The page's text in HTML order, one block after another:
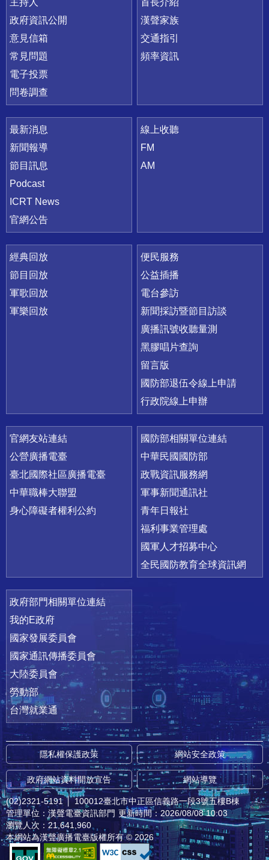
主持人
政府資訊公開
意見信箱
常見問題
電子投票
問卷調查
首長介紹
漢聲家族
交通指引
頻率資訊
最新消息
新聞報導
節目訊息
Podcast
ICRT News
官網公告
線上收聽
FM
AM
經典回放
節目回放
軍歌回放
軍樂回放
便民服務
公益插播
電台參訪
新聞採訪暨節目訪談
廣播訊號收聽量測
黑膠唱片查詢
留言版
國防部退伍令線上申請
行政院線上申辦
官網友站連結
公營廣播電臺
臺北國際社區廣播電臺
中華職棒大聯盟
身心障礙者權利公約
國防部相關單位連結
中華民國國防部
政戰資訊服務網
軍事新聞通訊社
青年日報社
福利事業管理處
國軍人才招募中心
全民國防教育全球資訊網
政府部門相關單位連結
我的E政府
國家發展委員會
國家通訊傳播委員會
大陸委員會
勞動部
台灣就業通
隱私權保護政策 網站安全政策
政府網站資料開放宣告 網站導覽
(02)2321-5191 │ 100012臺北市中正區信義路一段3號五樓B棟
管理單位：漢聲電臺資訊部門 更新時間：2026/08/08 10:03
瀏覽人次：21,641,960
本網站為漢聲廣播電臺版權所有 © 2026